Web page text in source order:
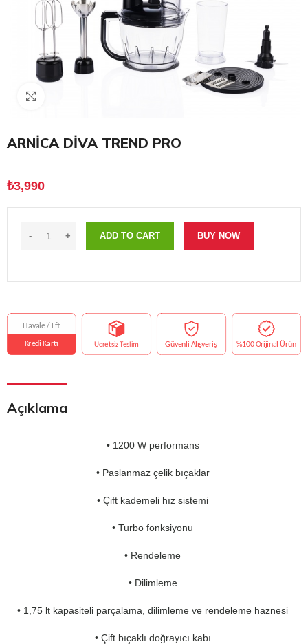
ARNİCA DİVA TREND PRO
₺3,990
ADD TO CART BUY NOW
Açıklama
• 1200 W performans
• Paslanmaz çelik bıçaklar
• Çift kademeli hız sistemi
• Turbo fonksiyonu
• Rendeleme
• Dilimleme
• 1,75 lt kapasiteli parçalama, dilimleme ve rendeleme haznesi
• Çift bıçaklı doğrayıcı kabı